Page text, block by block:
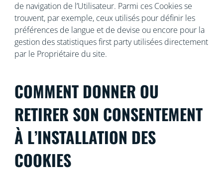
de navigation de l’Utilisateur. Parmi ces Cookies se
trouvent, par exemple, ceux utilisés pour définir les
préférences de langue et de devise ou encore pour la
gestion des statistiques first party utilisées directement
par le Propriétaire du site.
COMMENT DONNER OU
RETIRER SON CONSENTEMENT
À L’INSTALLATION DES
COOKIES